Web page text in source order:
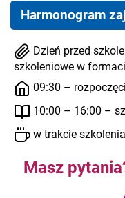
Harmonogram
Dzień przed
szkoleniowe w
09:30 –
10:00 – 16:00 –
w trakcie
Masz